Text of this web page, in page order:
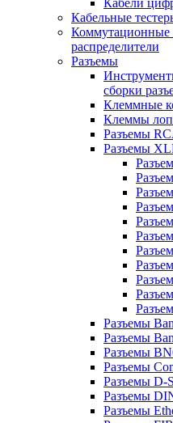
Кабели
Кабельные
Коммутационные
распределители
Разъемы
сборки
Клеммные
Клеммы
Разъемы
Разъемы
Разъемы
Разъемы
Разъемы
Разъемы
Разъемы D-
Разъемы
Разъемы